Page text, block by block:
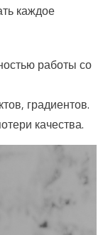
каждое
работы со
градиентов.
качества.